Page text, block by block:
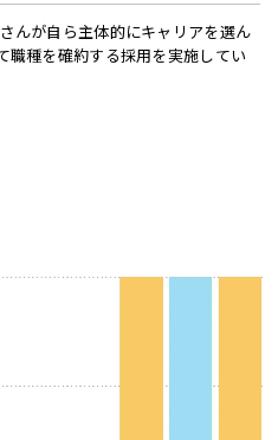
んが自ら主体的にキャリアを選ん
職種を確約する採用を実施してい